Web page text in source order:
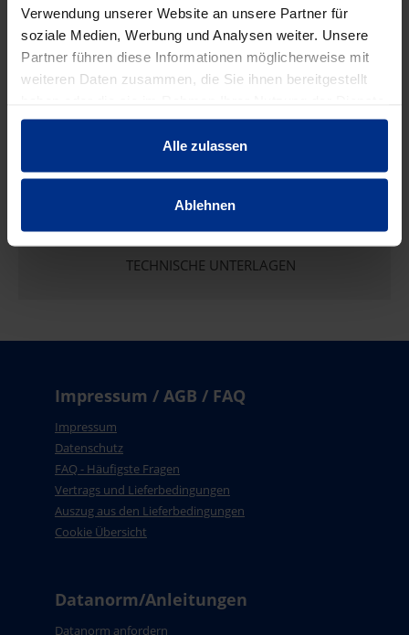
Verwendung unserer Website an unsere Partner für
soziale Medien, Werbung und Analysen weiter. Unsere
Partner führen diese Informationen möglicherweise mit
weiteren Daten zusammen, die Sie ihnen bereitgestellt
gesammelt haben.
Alle zulassen
Ablehnen
101,40 €
pro 1 st (exkl. Mwst.)
AAT
Code
TECHNISCHE UNTERLAGEN
Impressum / AGB / FAQ
Impressum
Datenschutz
FAQ - Häufigste Fragen
Vertrags und Lieferbedingungen
Auszug aus den Lieferbedingungen
Cookie Übersicht
Datanorm/Anleitungen
Datanorm anfordern